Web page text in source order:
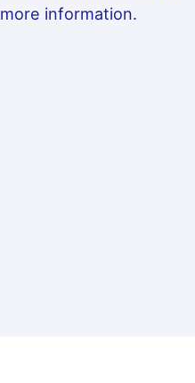
more information.